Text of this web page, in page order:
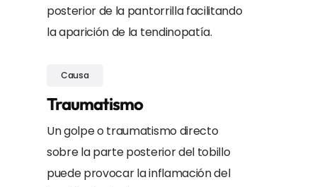
posterior de la pantorrilla facilitando
la aparición de la tendinopatía.
Causa
Traumatismo
Un golpe o traumatismo directo
sobre la parte posterior del tobillo
puede provocar la inflamación del